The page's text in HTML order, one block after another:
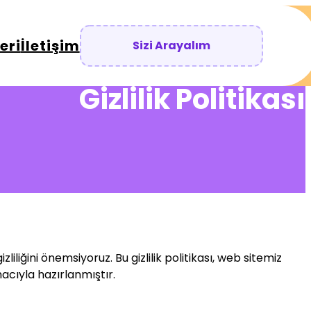
İletişim Sizi Arayalım
Gizlilik Politikası
önemsiyoruz. Bu gizlilik politikası, web sitemiz
hazırlanmıştır.